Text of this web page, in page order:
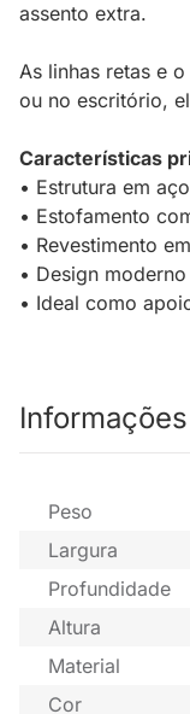
assento extra.
As linhas retas e
ou no escritório,
Características
• Estrutura em
• Estofamento
• Revestimento
• Design
• Ideal como
Peso
Largura
Profundidade
Altura
Material
Cor